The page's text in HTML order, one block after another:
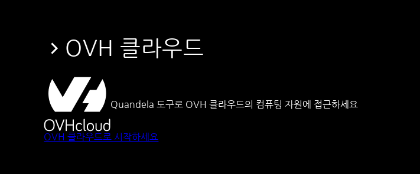
OVH 클라우드
Quandela 도구로 OVH 클라우드의 컴퓨팅 자원에 접근하세요
OVH 클라우드로 시작하세요